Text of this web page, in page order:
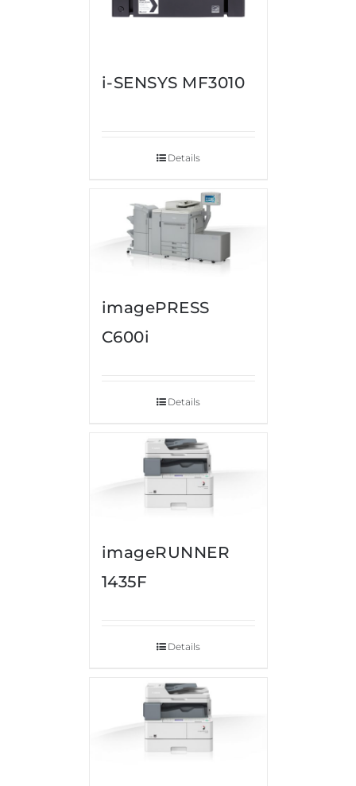
i-SENSYS MF3010
Details
imagePRESS
C600i
Details
imageRUNNER
1435F
Details